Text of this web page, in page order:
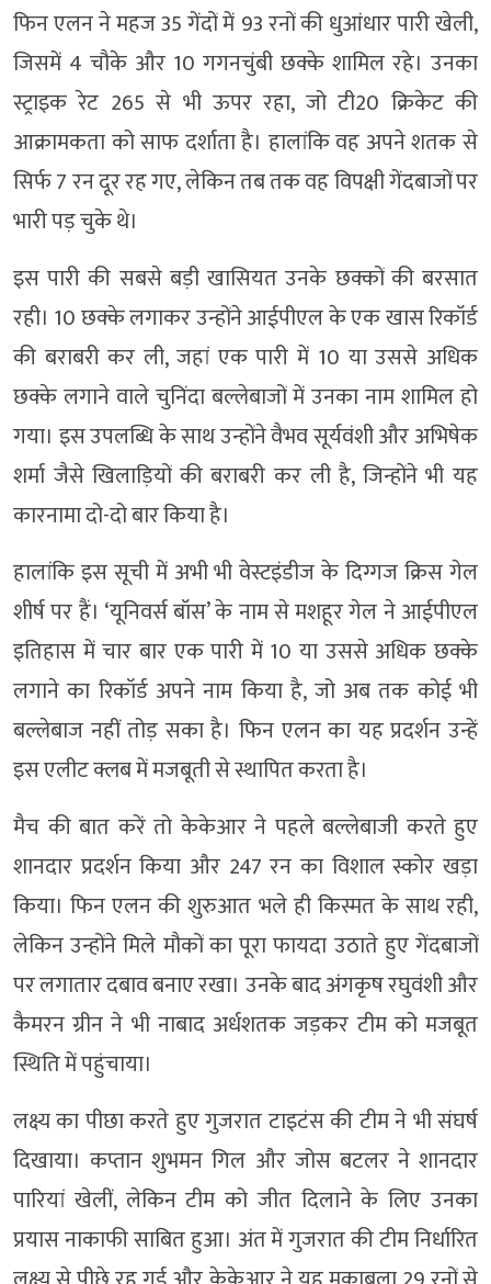
फिन एलन ने महज 35 गेंदों में 93 रनों की धुआंधार पारी खेली,
जिसमें 4 चौके और 10 गगनचुंबी छक्के शामिल रहे। उनका
स्ट्राइक रेट 265 से भी ऊपर रहा, जो टी20 क्रिकेट की
आक्रामकता को साफ दर्शाता है। हालांकि वह अपने शतक से
सिर्फ 7 रन दूर रह गए, लेकिन तब तक वह विपक्षी गेंदबाजों पर
भारी पड़ चुके थे।
इस पारी की सबसे बड़ी खासियत उनके छक्कों की बरसात
रही। 10 छक्के लगाकर उन्होंने आईपीएल के एक खास रिकॉर्ड
की बराबरी कर ली, जहां एक पारी में 10 या उससे अधिक
छक्के लगाने वाले चुनिंदा बल्लेबाजों में उनका नाम शामिल हो
गया। इस उपलब्धि के साथ उन्होंने वैभव सूर्यवंशी और अभिषेक
शर्मा जैसे खिलाड़ियों की बराबरी कर ली है, जिन्होंने भी यह
कारनामा दो-दो बार किया है।
हालांकि इस सूची में अभी भी वेस्टइंडीज के दिग्गज क्रिस गेल
शीर्ष पर हैं। ‘यूनिवर्स बॉस’ के नाम से मशहूर गेल ने आईपीएल
इतिहास में चार बार एक पारी में 10 या उससे अधिक छक्के
लगाने का रिकॉर्ड अपने नाम किया है, जो अब तक कोई भी
बल्लेबाज नहीं तोड़ सका है। फिन एलन का यह प्रदर्शन उन्हें
इस एलीट क्लब में मजबूती से स्थापित करता है।
मैच की बात करें तो केकेआर ने पहले बल्लेबाजी करते हुए
शानदार प्रदर्शन किया और 247 रन का विशाल स्कोर खड़ा
किया। फिन एलन की शुरुआत भले ही किस्मत के साथ रही,
लेकिन उन्होंने मिले मौकों का पूरा फायदा उठाते हुए गेंदबाजों
पर लगातार दबाव बनाए रखा। उनके बाद अंगकृष रघुवंशी और
कैमरन ग्रीन ने भी नाबाद अर्धशतक जड़कर टीम को मजबूत
स्थिति में पहुंचाया।
लक्ष्य का पीछा करते हुए गुजरात टाइटंस की टीम ने भी संघर्ष
दिखाया। कप्तान शुभमन गिल और जोस बटलर ने शानदार
पारियां खेलीं, लेकिन टीम को जीत दिलाने के लिए उनका
प्रयास नाकाफी साबित हुआ। अंत में गुजरात की टीम निर्धारित